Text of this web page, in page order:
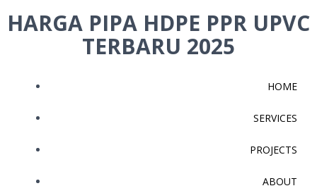
Skip
to
HARGA PIPA HDPE PPR UPVC
TERBARU 2025
HOME
SERVICES
PROJECTS
ABOUT